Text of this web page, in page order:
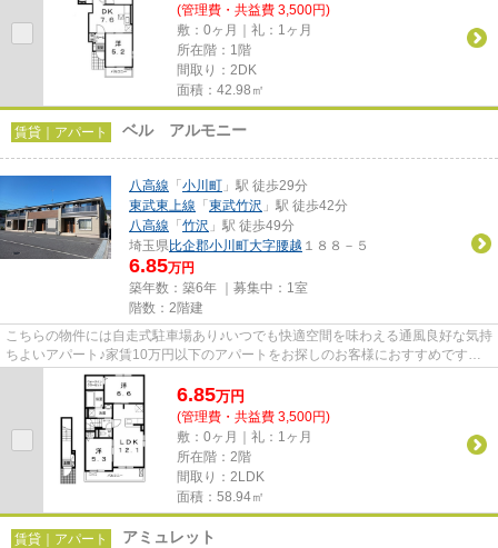
(管理費・共益費 3,500円)
敷：0ヶ月｜礼：1ヶ月
所在階：1階
間取り：2DK
面積：42.98㎡
賃貸｜アパート ベル アルモニー
八高線 「 小川町 」駅 徒歩29分
東武東上線 「 東武竹沢 」駅 徒歩42分
八高線 「 竹沢 」駅 徒歩49分
埼玉県比企郡小川町大字腰越 １８８－５
6.85万円
築年数：築6年 ｜募集中： 1室
階数：2階建
こちらの物件には自走式駐車場あり♪いつでも快適空間を味わえる通風良好な気持
ちよいアパート♪家賃10万円以下のアパートをお探しのお客様におすすめです
♪「ベル アルモニー」のここが...
6.85万円
(管理費・共益費 3,500円)
敷：0ヶ月｜礼：1ヶ月
所在階：2階
間取り：2LDK
面積：58.94㎡
賃貸｜アパート アミュレット